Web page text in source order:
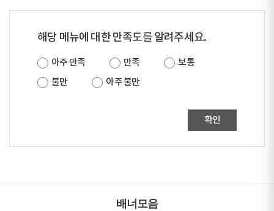
해당 메뉴에 대한 만족도를 알려주세요.
아주 만족 만족
보통
불만
아주 불만
확인
배너모음